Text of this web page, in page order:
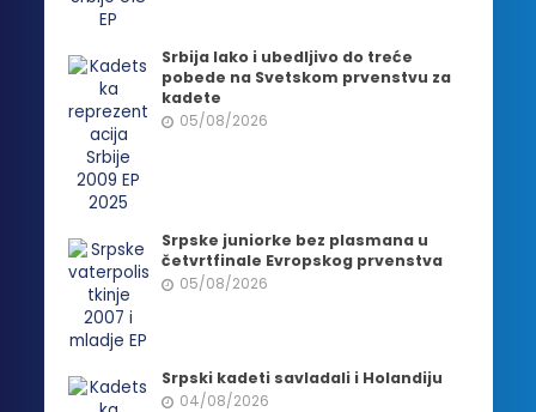
Srbija lako i ubedljivo do treće
pobede na Svetskom prvenstvu za
kadete
05/08/2026
Srpske juniorke bez plasmana u
četvrtfinale Evropskog prvenstva
05/08/2026
Srpski kadeti savladali i Holandiju
04/08/2026